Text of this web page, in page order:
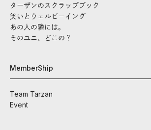
ターザンのスクラップブック
笑いとウェルビーイング
あの人の隣には。
そのユニ、どこの？
MemberShip
Team Tarzan
Event